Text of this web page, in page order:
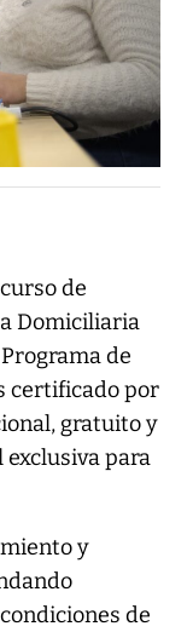
de
Domiciliaria
de
certificado por
gratuito y
para
y
de